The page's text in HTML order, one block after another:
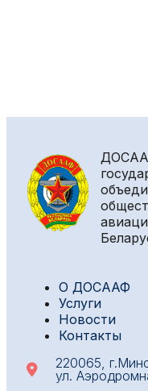
О ДОСААФ
Услуги
Новости
Контакты
220065,
ул.